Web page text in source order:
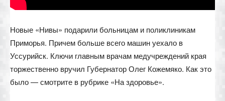
Новые «Нивы» подарили больницам и поликлиникам
Приморья. Причем больше всего машин уехало в
Уссурийск. Ключи главным врачам медучреждений края
торжественно вручил Губернатор Олег Кожемяко. Как это
было — смотрите в рубрике «На здоровье».